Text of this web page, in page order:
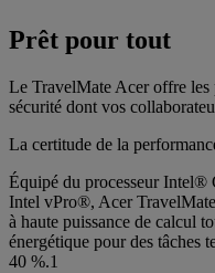
Prêt pour tout
Le TravelMate Acer offre les
sécurité dont vos
La certitude de la
Équipé du processeur
Intel vPro®, Acer
à haute puissance de calcul
énergétique pour des tâches
40 %.1